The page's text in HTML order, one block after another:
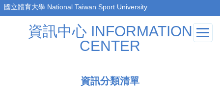
跳
到
資訊中心 INFORMATION
CENTER
資訊分類清單